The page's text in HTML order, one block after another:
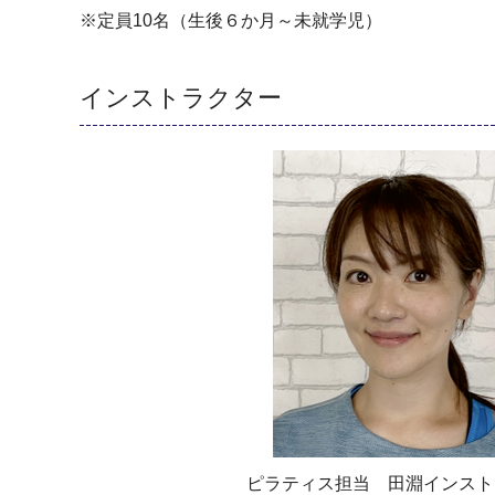
※定員10名（生後６か月～未就学児）
インストラクター
ピラティス担当 田淵インス